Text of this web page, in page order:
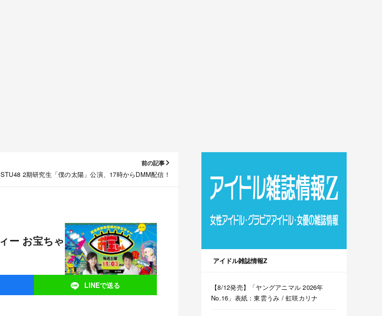
前の記事
STU48 2期研究生「僕の太陽」公演、17時からDMM配信！
LINEで送る
アイドル雑誌情報Z
【8/12発売】「ヤングアニマル 2026年
No.16」表紙：東雲うみ / 虹咲カリナ